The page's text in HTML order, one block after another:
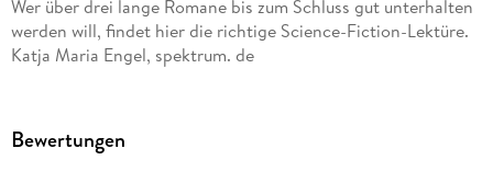
Wer über drei lange Romane bis zum Schluss gut unterhalten
werden will, findet hier die richtige Science-Fiction-Lektüre.
Katja Maria Engel, spektrum. de
Bewertungen